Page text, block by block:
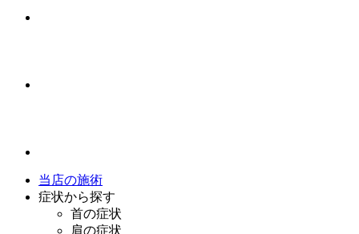
当店の施術
症状から探す
首の症状
肩の症状